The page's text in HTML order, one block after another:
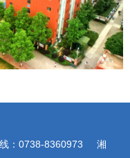
：0738-8360973 湘